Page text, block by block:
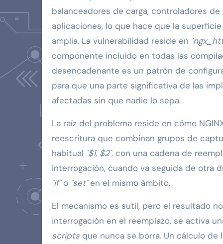
balanceadores de carga, controladores
aplicaciones, lo que hace que la
amplia. La vulnerabilidad reside en
componente incluido en todas las
desencadenante es un patrón de
para que una parte significativa de las
afectadas sin que nadie lo sepa.
La raíz del problema reside en cómo
reescritura que combinan grupos de
habitual `$1, $2`, con una cadena de
interrogación, cuando va seguida de otra
`if`o `set`en el mismo ámbito.
El mecanismo es sutil, pero el resultado
interrogación en el reemplazo, se activa
scripts que nunca se borra. Un cálculo